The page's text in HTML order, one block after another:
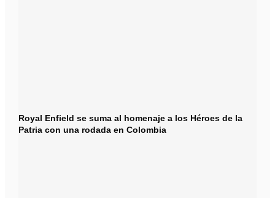
Royal Enfield se suma al homenaje a los Héroes de la
Patria con una rodada en Colombia